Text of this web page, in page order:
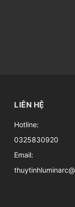
LIÊN HỆ
Hotline:
0325830920
Email: